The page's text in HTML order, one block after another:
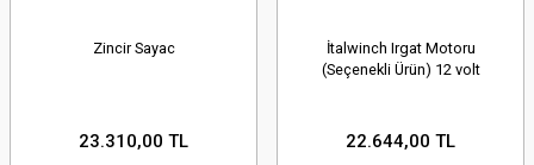
Zincir Sayac
23.310,00 TL
İtalwinch Irgat Motoru
(Seçenekli Ürün) 12 volt
22.644,00 TL